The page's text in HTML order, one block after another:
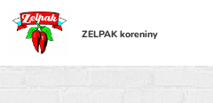
ZELPAK koreniny